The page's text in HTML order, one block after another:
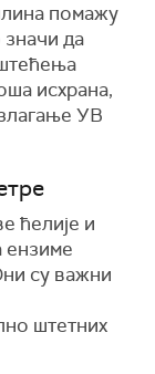
помажу
значи да
исхрана,
УВ
ћелије и
ензиме
су важни
штетних